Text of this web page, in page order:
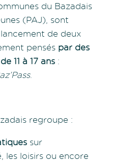
du Bazadais
(PAJ), sont
de deux
pensés par des
11 à 17 ans :
.
regroupe :
sur
les loisirs ou encore